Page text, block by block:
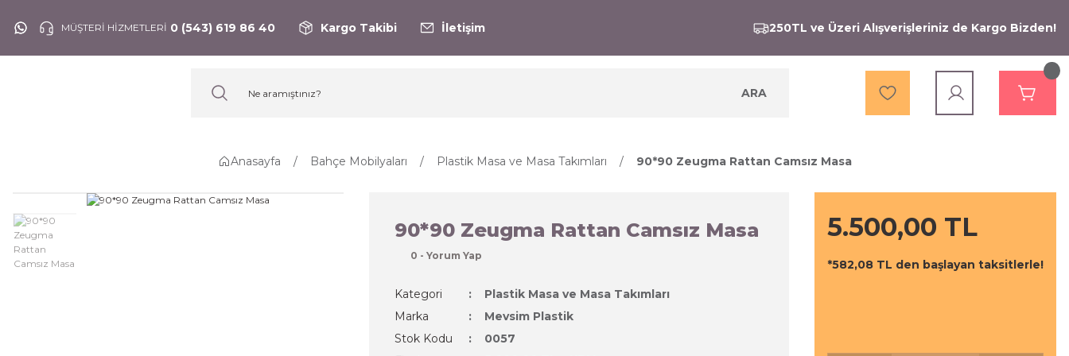
MÜŞTERİ HİZMETLERİ 0 (543) 619 86 40 Kargo Takibi İletişim 250TL ve Üzeri Alışverişleriniz de Kargo Bizden!
ARA
Anasayfa Bahçe Mobilyaları Plastik Masa ve Masa Takımları 90*90 Zeugma Rattan Camsız Masa
90*90 Zeugma Rattan Camsız Masa
0 - Yorum Yap
Kategori
Plastik Masa ve Masa Takımları
Marka
Mevsim Plastik
Stok Kodu
0057
5.500,00 TL
*582,08 TL den başlayan taksitlerle!